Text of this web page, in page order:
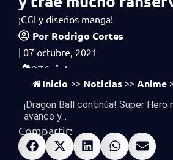
¡CGI y diseños manga!
Por Rodrigo Cortes
| 07 octubre, 2021
976 vistas
Inicio >> Noticias >> Anime
¡Dragon Ball continúa! Super Hero
avance y...
Compartir: